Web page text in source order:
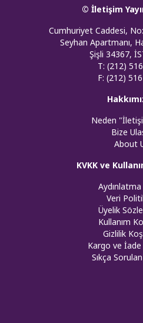
© İletişim
Cumhuriyet Caddesi,
Seyhan Apartmanı,
Şişli 34367,
T: (212)
F: (212)
Neden
Bize
About
KVKK ve
Veri
Üyelik
Kullanım
Gizlilik
Kargo ve İade
Sıkça